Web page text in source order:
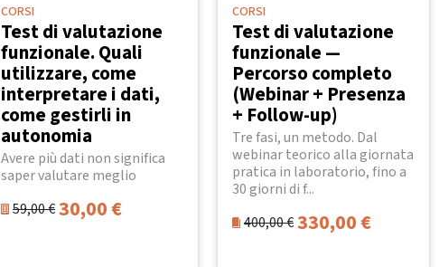
CORSI
Test di valutazione
funzionale. Quali
utilizzare, come
interpretare i dati,
come gestirli in
autonomia
Avere più dati non significa
saper valutare meglio
59,00€30,00€
CORSI
Test di valutazione
funzionale —
Percorso completo
(Webinar + Presenza
+ Follow-up)
Tre fasi, un metodo. Dal
webinar teorico alla giornata
pratica in laboratorio, fino a
30 giorni di f...
400,00€330,00€